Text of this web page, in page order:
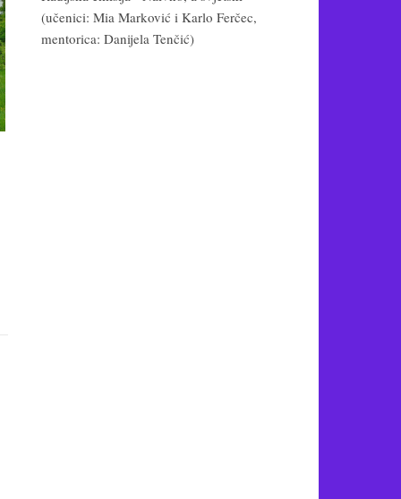
(učenici: Mia Marković i Karlo Ferčec,
mentorica: Danijela Tenčić)